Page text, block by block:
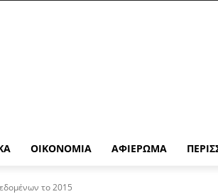
ΟΙΚΟΝΟΜΊΑ ΑΦΙΈΡΩΜΑ
το 2015